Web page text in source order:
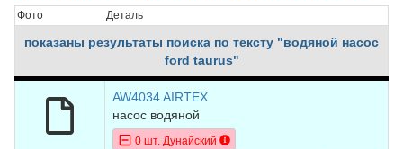
Фото Деталь
показаны результаты поиска по тексту "водяной насос
ford taurus"
AW4034 AIRTEX
насос водяной
0 шт. Дунайский